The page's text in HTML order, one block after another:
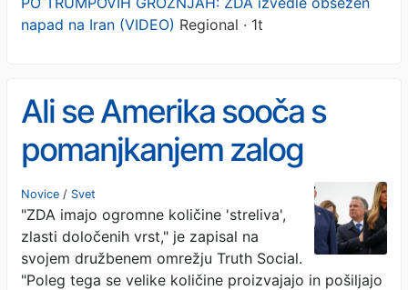
napad na Iran (VIDEO) Regional · 1t
Ali se Amerika sooča s
pomanjkanjem zalog
orožja? Trump navedbe
označuje za "izdajalske
izjave"
Novice / Svet
"ZDA imajo ogromne količine 'streliva',
zlasti določenih vrst," je zapisal na
svojem družbenem omrežju Truth Social.
"Poleg tega se velike količine proizvajajo in pošiljajo